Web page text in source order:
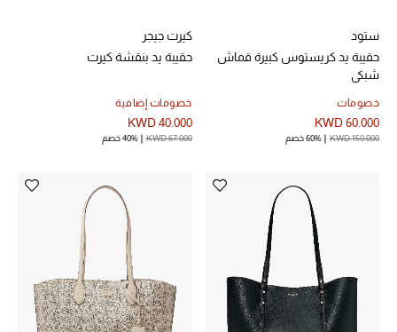
المكياج
العناية بالبشرة
مستحضرات الاستحمام والعناية بالجسم
العناية بالشعر
الصحة والعافية
الجمال في بلوميز
ستود
حقيبة يد كريستوس كبيرة قماش
شبكي
خصومات
KWD 60.000
KWD 150.000 60% خصم
كيرت جيجر
حقيبة يد بنقشة كيرت
خصومات إضافية
KWD 40.000
KWD 67.000 40% خصم